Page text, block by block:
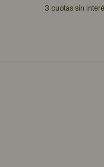
3 cuotas sin